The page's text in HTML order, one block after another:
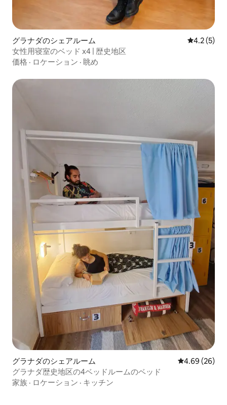
グラナダのシェアルーム レビュー5
4.2 (5)
女性用寝室のベッド x4 | 歴史地区
価格 · ロケーション · 眺め
グラナダのシェアルーム レビュー26
4.69 (26)
グラナダ歴史地区の4ベッドルームのベッド
家族 · ロケーション · キッチン